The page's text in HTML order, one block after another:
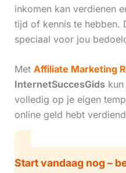
inkomen kan verdienen
tijd of kennis te hebben.
speciaal voor jou
Met Affiliate Marketing
InternetSuccesGidskun
volledig op je eigen
online geld hebt
Start vandaag nog –